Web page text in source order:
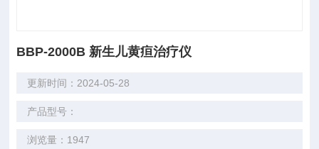
BBP-2000B 新生儿黄疸治疗仪
更新时间：2024-05-28
产品型号：
浏览量：1947